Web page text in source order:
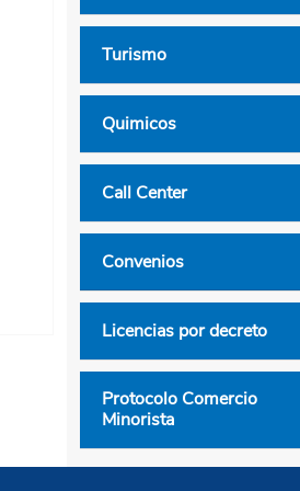
Turismo
Quimicos
Call Center
Convenios
Licencias por decreto
Protocolo Comercio
Minorista